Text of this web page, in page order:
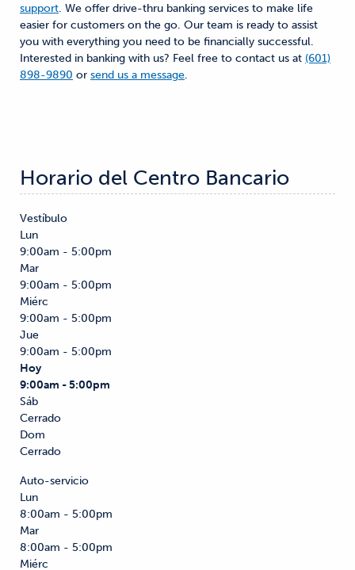
support. We offer drive-thru banking services to make life
easier for customers on the go. Our team is ready to assist
you with everything you need to be financially successful.
Interested in banking with us? Feel free to contact us at (601)
898-9890 or send us a message.
Horario del Centro Bancario
Vestíbulo
Lun
9:00am - 5:00pm
Mar
9:00am - 5:00pm
Miérc
9:00am - 5:00pm
Jue
9:00am - 5:00pm
Hoy
9:00am - 5:00pm
Sáb
Cerrado
Dom
Cerrado
Auto-servicio
Lun
8:00am - 5:00pm
Mar
8:00am - 5:00pm
Miérc